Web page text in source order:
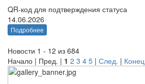
QR-код для подтверждения статуса
14.06.2026
Подробнее
Новости 1 - 12 из 684
Начало | Пред. | 1 2 3 4 5 | След. | Конец